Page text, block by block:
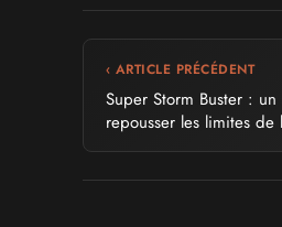
‹ ARTICLE PRÉCÉDENT
Super Storm Buster :
repousser les limites